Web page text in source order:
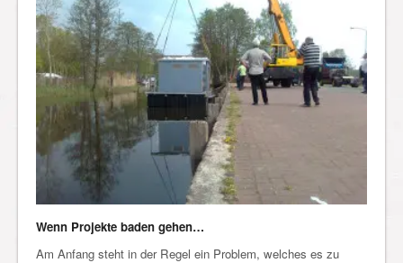
Wenn Projekte baden gehen…
Am Anfang steht in der Regel ein Problem, welches es zu